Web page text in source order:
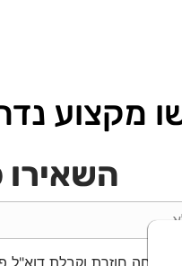
מקצוע
השאירו
שיחה חוזרת וקבלת דוא"ל